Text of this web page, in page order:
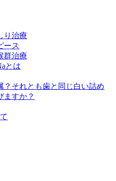
り治療
ース
群治療
とは
？それとも歯と同じ白い詰め
ますか？